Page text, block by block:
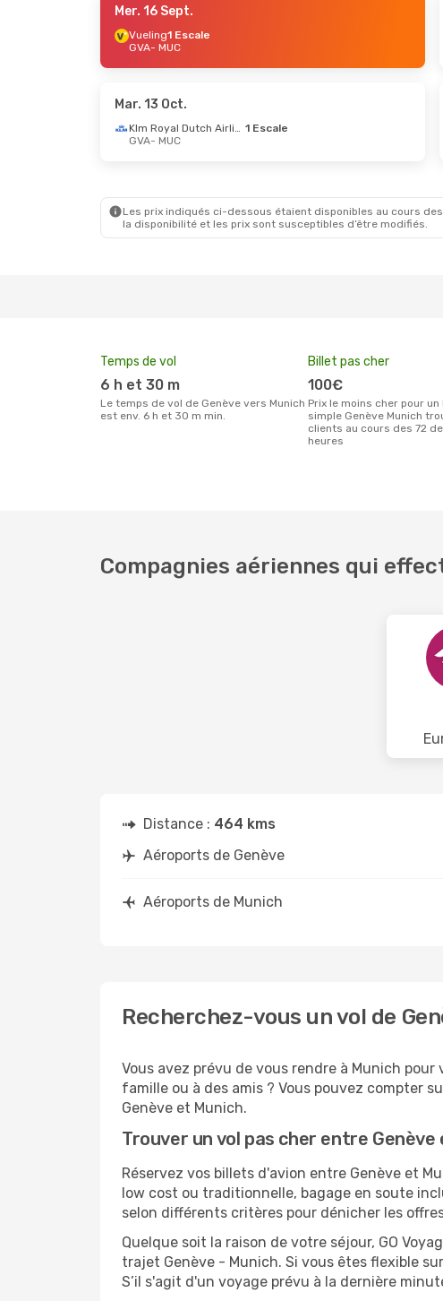
- Dim. 13 Sept. -
- Dim. 18 Oct. -
MUC
Mer. 16 Sept.
Vueling1 Escale
GVA- MUC
Mar. 13 Oct.
Klm Royal Dutch Airlines 1 Escale
GVA- MUC
Les prix indiqués ci-dessous étaient disponibles au cours
la disponibilité et les prix sont susceptibles d’être modifiés.
Temps de vol
6 h et 30 m
Le temps de vol de Genève vers Munich
est env. 6 h et 30 m min.
Billet pas cher
100€
Prix le moins cher pour un billet aller
simple Genève Munich
clients au cours des 72
heures
Compagnies aériennes qui
Distance : 464 kms
Aéroports de Genève
Aéroports de Munich
Recherchez-vous un vol de
Vous avez prévu de vous rendre à Munich
famille ou à des amis ? Vous pouvez compter
Genève et Munich.
Trouver un vol pas cher entre Genève
Réservez vos billets d'avion entre Genève et
low cost ou traditionnelle, bagage en soute
selon différents critères pour dénicher les
Quelque soit la raison de votre séjour, GO
trajet Genève - Munich. Si vous êtes flexible
S’il s'agit d'un voyage prévu à la dernière